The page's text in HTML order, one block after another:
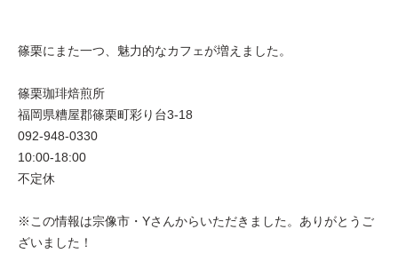
篠栗にまた一つ、魅力的なカフェが増えました。
篠栗珈琲焙煎所
福岡県糟屋郡篠栗町彩り台3-18
092-948-0330
10:00-18:00
不定休
※この情報は宗像市・Yさんからいただきました。ありがとうご
ざいました！